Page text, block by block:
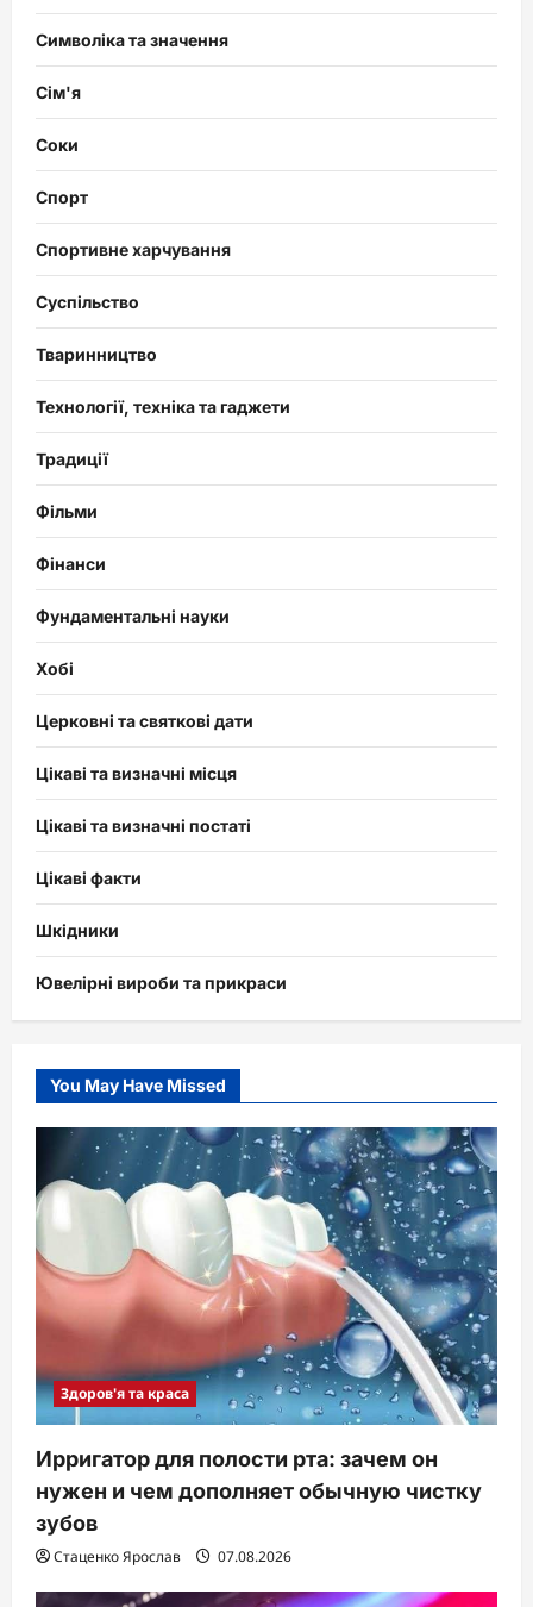
Символіка та значення
Сім'я
Соки
Спорт
Спортивне харчування
Суспільство
Тваринництво
Технології, техніка та гаджети
Традиції
Фільми
Фінанси
Фундаментальні науки
Хобі
Церковні та святкові дати
Цікаві та визначні місця
Цікаві та визначні постаті
Цікаві факти
Шкідники
Ювелірні вироби та прикраси
You May Have Missed
Здоров'я та краса
Ирригатор для полости рта: зачем он
нужен и чем дополняет обычную чистку
зубов
Стаценко Ярослав 07.08.2026